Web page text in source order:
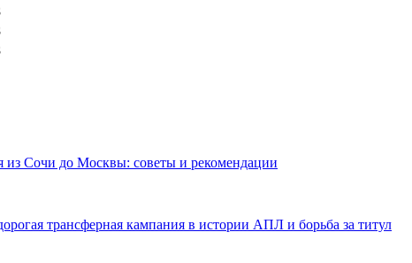
из Сочи до Москвы: советы и рекомендации
трансферная кампания в истории АПЛ и борьба за титул